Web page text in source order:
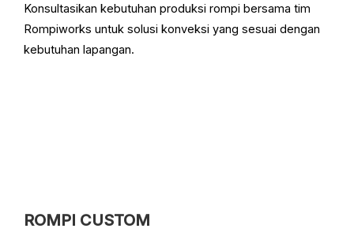
ROMPI CUSTOM
Konsultasikan kebutuhan produksi rompi bersama tim
Rompiworks untuk solusi konveksi yang sesuai dengan
kebutuhan lapangan.